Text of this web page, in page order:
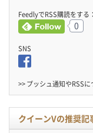
FeedlyでRSS購読をする：
0
SNS
>> プッシュ通知やRSS
クイーンVの推奨記